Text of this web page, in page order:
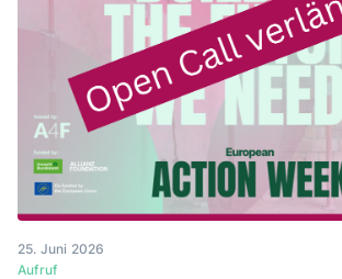
Aufruf
25. Juni 2026